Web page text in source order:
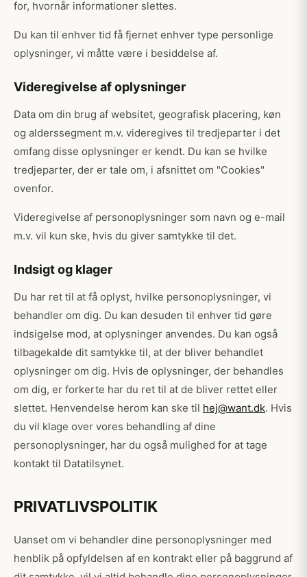
for, hvornår informationer slettes.
Du kan til enhver tid få fjernet enhver type personlige
oplysninger, vi måtte være i besiddelse af.
Videregivelse af oplysninger
Data om din brug af websitet, geografisk placering, køn
og alderssegment m.v. videregives til tredjeparter i det
omfang disse oplysninger er kendt. Du kan se hvilke
tredjeparter, der er tale om, i afsnittet om "Cookies"
ovenfor.
Videregivelse af personoplysninger som navn og e-mail
m.v. vil kun ske, hvis du giver samtykke til det.
Indsigt og klager
Du har ret til at få oplyst, hvilke personoplysninger, vi
behandler om dig. Du kan desuden til enhver tid gøre
indsigelse mod, at oplysninger anvendes. Du kan også
tilbagekalde dit samtykke til, at der bliver behandlet
oplysninger om dig. Hvis de oplysninger, der behandles
om dig, er forkerte har du ret til at de bliver rettet eller
slettet. Henvendelse herom kan ske til hej@want.dk. Hvis
du vil klage over vores behandling af dine
personoplysninger, har du også mulighed for at tage
kontakt til Datatilsynet.
PRIVATLIVSPOLITIK
Uanset om vi behandler dine personoplysninger med
henblik på opfyldelsen af en kontrakt eller på baggrund af